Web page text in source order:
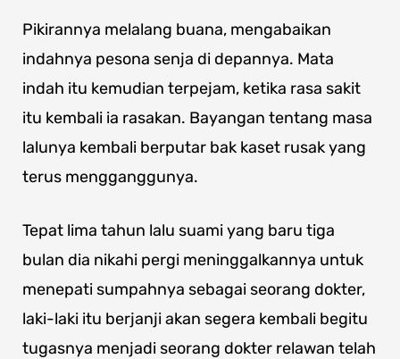
Pikirannya melalang buana, mengabaikan
indahnya pesona senja di depannya. Mata
indah itu kemudian terpejam, ketika rasa sakit
itu kembali ia rasakan. Bayangan tentang masa
lalunya kembali berputar bak kaset rusak yang
terus mengganggunya.
Tepat lima tahun lalu suami yang baru tiga
bulan dia nikahi pergi meninggalkannya untuk
menepati sumpahnya sebagai seorang dokter,
laki-laki itu berjanji akan segera kembali begitu
tugasnya menjadi seorang dokter relawan telah